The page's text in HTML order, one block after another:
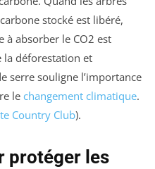
stocké est libéré,
à absorber le CO2 est
la déforestation et
serre souligne l’importance
le changement climatique.
Country Club).
protéger les